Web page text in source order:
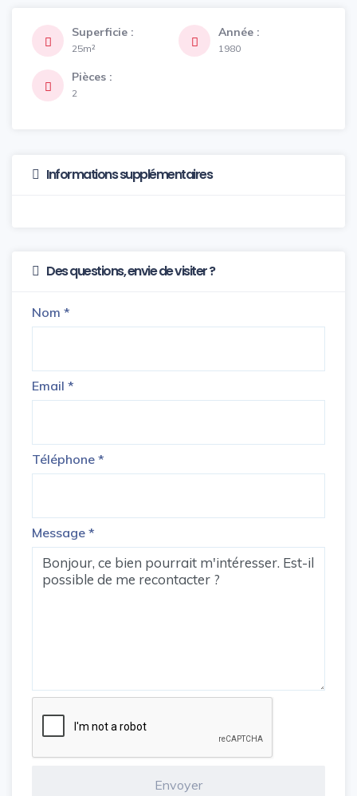
Superficie :
25m²
Année :
1980
Pièces :
2
Informations supplémentaires
Des questions, envie de visiter ?
Nom *
Email *
Téléphone *
Message *